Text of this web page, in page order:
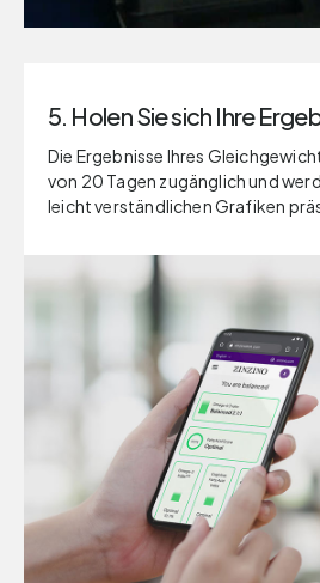
5. Holen Sie sich Ihre
Die Ergebnisse Ihres
von 20 Tagen zugänglich und
leicht verständlichen Grafiken